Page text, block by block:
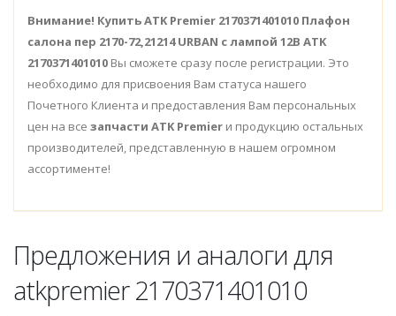
Внимание! Купить ATK Premier 2170371401010 Плафон
салона пер 2170-72,21214 URBAN с лампой 12В ATK
2170371401010 Вы сможете сразу после регистрации. Это
необходимо для присвоения Вам статуса нашего
Почетного Клиента и предоставления Вам персональных
цен на все запчасти ATK Premier и продукцию остальных
производителей, представленную в нашем огромном
ассортименте!
Предложения и аналоги для
atkpremier 2170371401010